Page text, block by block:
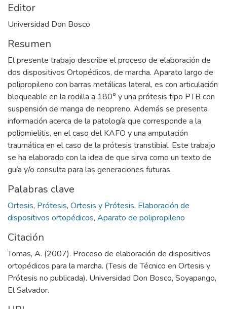
Editor
Universidad Don Bosco
Resumen
El presente trabajo describe el proceso de elaboración de
dos dispositivos Ortopédicos, de marcha. Aparato largo de
polipropileno con barras metálicas lateral, es con articulación
bloqueable en la rodilla a 180° y una prótesis tipo PTB con
suspensión de manga de neopreno, Además se presenta
información acerca de la patología que corresponde a la
poliomielitis, en el caso del KAFO y una amputación
traumática en el caso de la prótesis transtibial. Este trabajo
se ha elaborado con la idea de que sirva como un texto de
guía y/o consulta para las generaciones futuras.
Palabras clave
Ortesis, Prótesis, Ortesis y Prótesis, Elaboración de
dispositivos ortopédicos, Aparato de polipropileno
Citación
Tomas, A. (2007). Proceso de elaboración de dispositivos
ortopédicos para la marcha. (Tesis de Técnico en Ortesis y
Prótesis no publicada). Universidad Don Bosco, Soyapango,
El Salvador.